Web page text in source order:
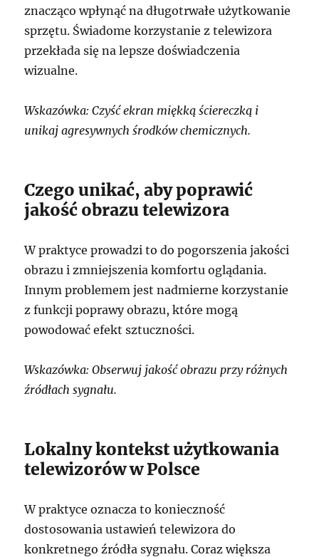
znacząco wpłynąć na długotrwałe użytkowanie
sprzętu. Świadome korzystanie z telewizora
przekłada się na lepsze doświadczenia
wizualne.
Wskazówka: Czyść ekran miękką ściereczką i
unikaj agresywnych środków chemicznych.
Czego unikać, aby poprawić
jakość obrazu telewizora
W praktyce prowadzi to do pogorszenia jakości
obrazu i zmniejszenia komfortu oglądania.
Innym problemem jest nadmierne korzystanie
z funkcji poprawy obrazu, które mogą
powodować efekt sztuczności.
Wskazówka: Obserwuj jakość obrazu przy różnych
źródłach sygnału.
Lokalny kontekst użytkowania
telewizorów w Polsce
W praktyce oznacza to konieczność
dostosowania ustawień telewizora do
konkretnego źródła sygnału. Coraz większa